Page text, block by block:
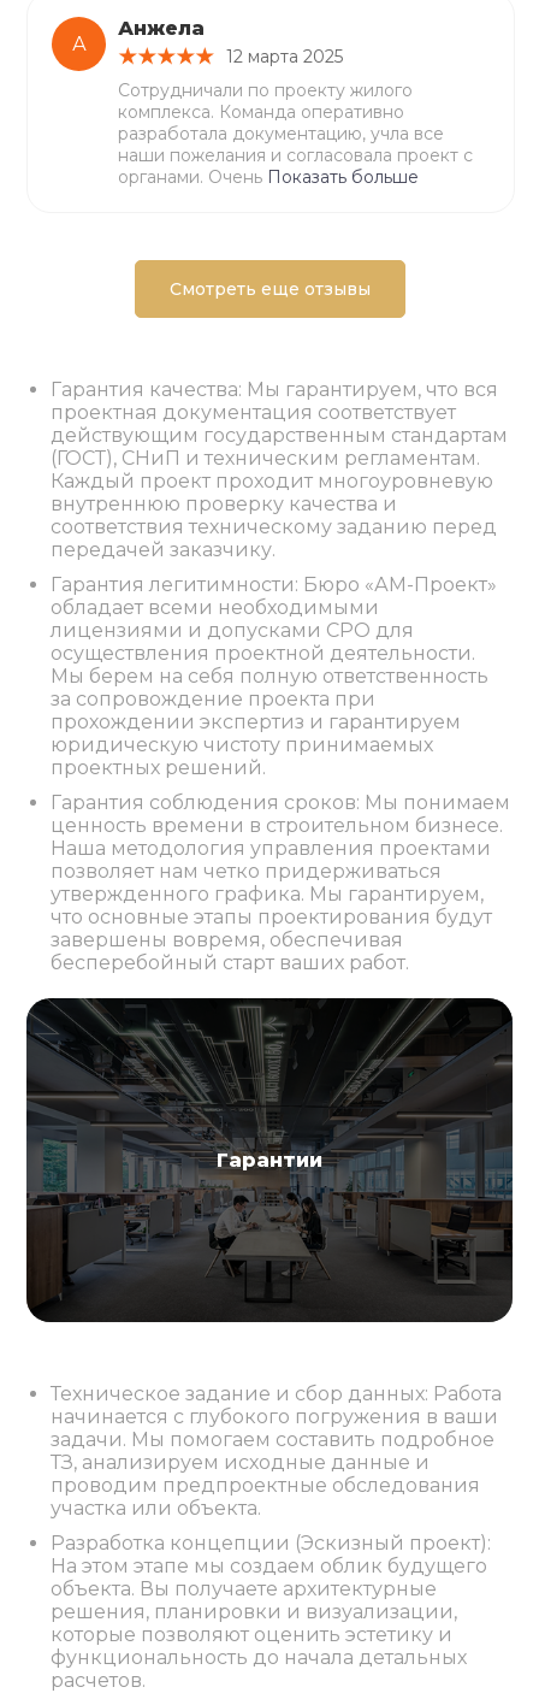
А
Анжела
12 марта 2025
Сотрудничали по проекту жилого
комплекса. Команда оперативно
разработала документацию, учла все
наши пожелания и согласовала проект с
органами. Очень Показать больше
Смотреть еще отзывы
Гарантия качества: Мы гарантируем, что вся
проектная документация соответствует
действующим государственным стандартам
(ГОСТ), СНиП и техническим регламентам.
Каждый проект проходит многоуровневую
внутреннюю проверку качества и
соответствия техническому заданию перед
передачей заказчику.
Гарантия легитимности: Бюро «АМ-Проект»
обладает всеми необходимыми
лицензиями и допусками СРО для
осуществления проектной деятельности.
Мы берем на себя полную ответственность
за сопровождение проекта при
прохождении экспертиз и гарантируем
юридическую чистоту принимаемых
проектных решений.
Гарантия соблюдения сроков: Мы понимаем
ценность времени в строительном бизнесе.
Наша методология управления проектами
позволяет нам четко придерживаться
утвержденного графика. Мы гарантируем,
что основные этапы проектирования будут
завершены вовремя, обеспечивая
бесперебойный старт ваших работ.
Гарантии
Техническое задание и сбор данных: Работа
начинается с глубокого погружения в ваши
задачи. Мы помогаем составить подробное
ТЗ, анализируем исходные данные и
проводим предпроектные обследования
участка или объекта.
Разработка концепции (Эскизный проект):
На этом этапе мы создаем облик будущего
объекта. Вы получаете архитектурные
решения, планировки и визуализации,
которые позволяют оценить эстетику и
функциональность до начала детальных
расчетов.